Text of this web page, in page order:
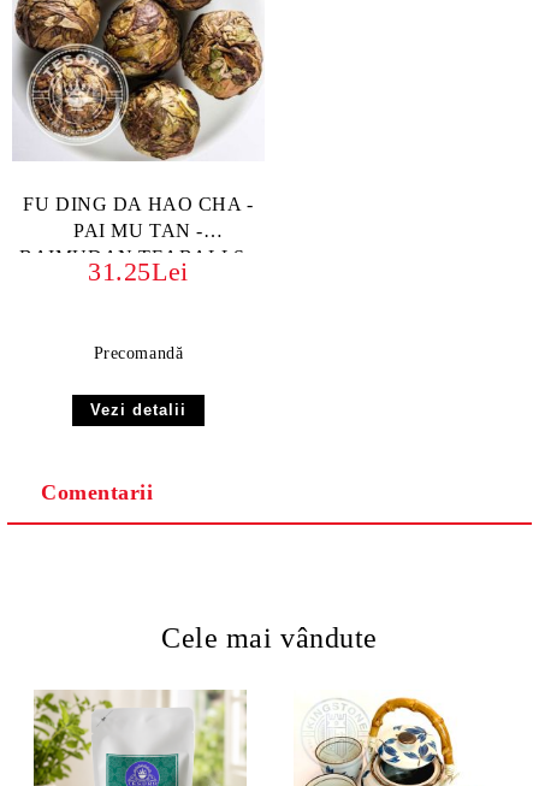
FU DING DA HAO CHA -
PAI MU TAN -
BAIMUDAN TEABALLS -
BIO ORGANIC | Ceai
31.25Lei
Precomandă
Vezi detalii
Comentarii
Cele mai vândute